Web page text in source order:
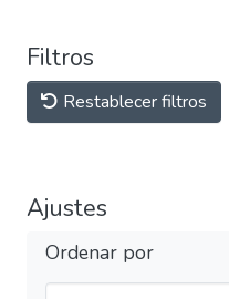
Filtros
Restablecer filtros
Ajustes
Ordenar por